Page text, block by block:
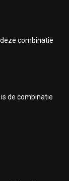
combinatie
de combinatie